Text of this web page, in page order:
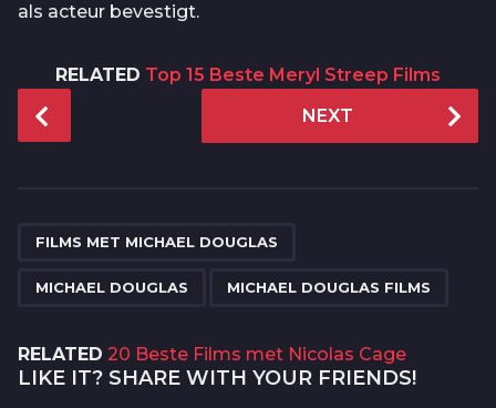
als acteur bevestigt.
RELATED Top 15 Beste Meryl Streep Films
P
a
t
NEXT
FILMS MET MICHAEL DOUGLAS
MICHAEL DOUGLAS MICHAEL DOUGLAS FILMS
RELATED 20 Beste Films met Nicolas Cage
LIKE IT? SHARE WITH YOUR FRIENDS!